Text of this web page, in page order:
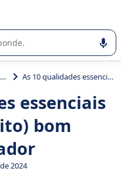
seleção de software
Recrutamento e Seleção As 10 qualidades essenciais de um (muito) bom recrutador
essenciais
bom
2024